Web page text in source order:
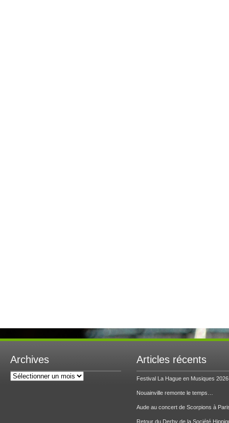
Archives
Archives
Articles récents
Festival La Hague en Musiques 2026
Nouainville remonte le temps…
Aude au concert de Scorpions à
Retour du Derby de la Société